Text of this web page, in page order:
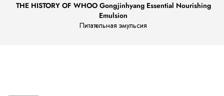
THE HISTORY OF WHOO Gongjinhyang Essential Nourishing
Emulsion
Питательная эмульсия